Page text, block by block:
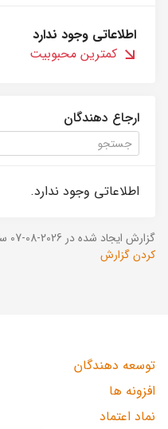
اطلاعاتی وجود ندارد
کمترین محبوبیت
ارجاع دهندگان
اطلاعاتی وجود ندارد.
گزارش ایجاد شده در 2026-08-07 ساعت 01:08:40 (UTC +03:30).
کردن گزارش
توسعه دهندگان
افزونه ها
نماد اعتماد